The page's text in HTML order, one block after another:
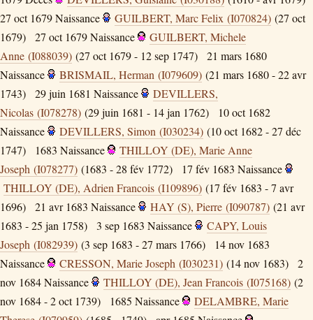
27 oct 1679Naissance GUILBERT, Marc Felix (I070824) (27 oct
1679)
27 oct 1679Naissance
GUILBERT, Michele
Anne (I088039) (27 oct 1679 - 12 sep 1747)
21 mars 1680
Naissance
BRISMAIL, Herman (I079609) (21 mars 1680 - 22 avr
1743)
29 juin 1681 Naissance
DEVILLERS,
Nicolas (I078278) (29 juin 1681 - 14 jan 1762)
10 oct 1682
Naissance
DEVILLERS, Simon (I030234) (10 oct 1682 - 27 déc
1747)
1683 Naissance
THILLOY (DE), Marie Anne
Joseph (I078277) (1683 - 28 fév 1772) 17 fév 1683 Naissance
THILLOY (DE), Adrien Francois (I109896) (17 fév 1683 - 7 avr
1696)
21 avr 1683 Naissance HAY (S), Pierre (I090787) (21 avr
1683 - 25 jan 1758)
3 sep 1683 Naissance
CAPY, Louis
Joseph (I082939) (3 sep 1683 - 27 mars 1766)
14 nov 1683
Naissance
CRESSON, Marie Joseph (I030231) (14 nov 1683)
2
nov 1684Naissance THILLOY (DE), Jean Francois (I075168) (2
nov 1684 - 2 oct 1739)
1685 Naissance
DELAMBRE, Marie